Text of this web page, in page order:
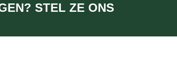
STEL ZE ONS